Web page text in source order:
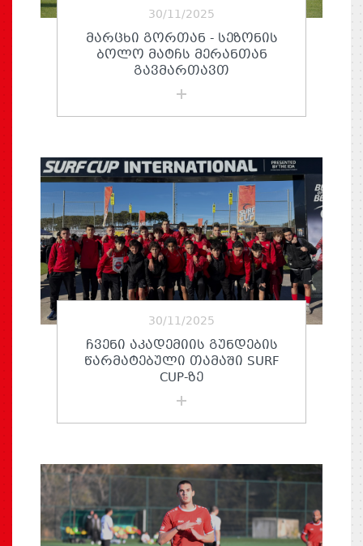
30/11/2025
ᲛᲐᲠᲪᲮᲘ ᲒᲝᲠᲗᲐᲜ - ᲡᲔᲖᲝᲜᲘᲡ
ᲑᲝᲚᲝ ᲛᲐᲢᲩᲡ ᲛᲔᲠᲐᲜᲗᲐᲜ
ᲒᲐᲕᲛᲐᲠᲗᲐᲕᲗ
30/11/2025
ᲩᲕᲔᲜᲘ ᲐᲙᲐᲓᲔᲛᲘᲘᲡ ᲒᲣᲜᲓᲔᲑᲘᲡ
ᲬᲐᲠᲛᲐᲢᲔᲑᲣᲚᲘ ᲗᲐᲛᲐᲨᲘ SURF
CUP-ᲖᲔ